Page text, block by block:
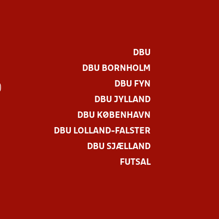
DBU
DBU BORNHOLM
DBU FYN
DBU JYLLAND
DBU KØBENHAVN
DBU LOLLAND-FALSTER
DBU SJÆLLAND
FUTSAL